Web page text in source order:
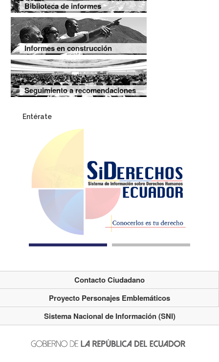
Biblioteca de informes
Informes en construcción
Seguimiento a recomendaciones
Entérate
Contacto Ciudadano
Proyecto Personajes Emblemáticos
Sistema Nacional de Información (SNI)